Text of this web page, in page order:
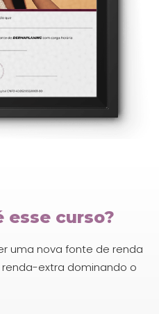
esse curso?
uma nova fonte de renda
extra dominando o